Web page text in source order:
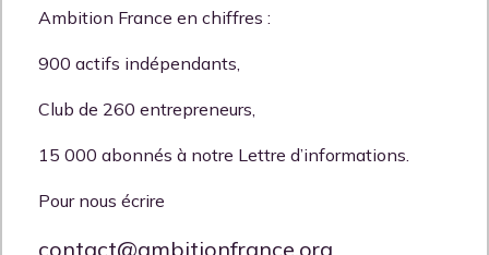
Ambition France en chiffres :
900 actifs indépendants,
Club de 260 entrepreneurs,
15 000 abonnés à notre Lettre d’informations.
Pour nous écrire
contact@ambitionfrance.org